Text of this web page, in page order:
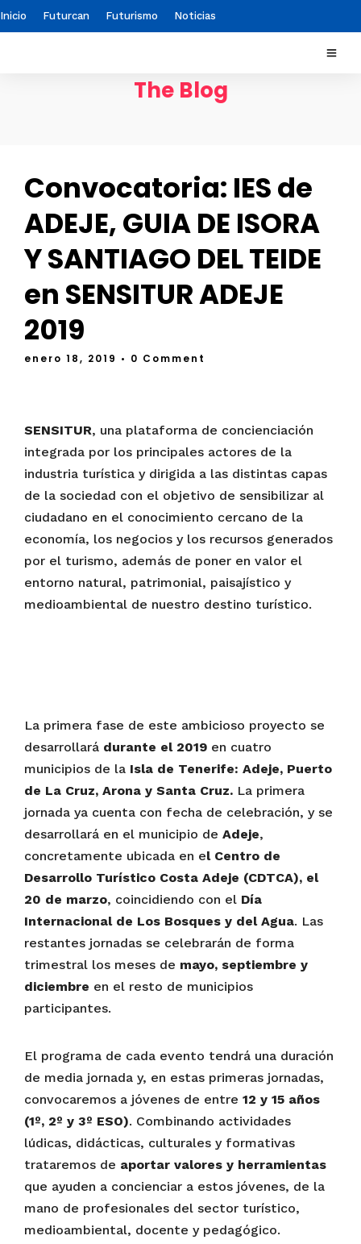
Inicio Futurcan Futurismo Noticias
The Blog
Convocatoria: IES de
ADEJE, GUIA DE ISORA
Y SANTIAGO DEL TEIDE
en SENSITUR ADEJE
2019
enero 18, 2019 • 0 Comment
SENSITUR, una plataforma de concienciación
integrada por los principales actores de la
industria turística y dirigida a las distintas capas
de la sociedad con el objetivo de sensibilizar al
ciudadano en el conocimiento cercano de la
economía, los negocios y los recursos generados
por el turismo, además de poner en valor el
entorno natural, patrimonial, paisajístico y
medioambiental de nuestro destino turístico.
La primera fase de este ambicioso proyecto se
desarrollará durante el 2019 en cuatro
municipios de la Isla de Tenerife: Adeje, Puerto
de La Cruz, Arona y Santa Cruz. La primera
jornada ya cuenta con fecha de celebración, y se
desarrollará en el municipio de Adeje,
concretamente ubicada en el Centro de
Desarrollo Turístico Costa Adeje (CDTCA), el
20 de marzo, coincidiendo con el Día
Internacional de Los Bosques y del Agua. Las
restantes jornadas se celebrarán de forma
trimestral los meses de mayo, septiembre y
diciembre en el resto de municipios
participantes.
El programa de cada evento tendrá una duración
de media jornada y, en estas primeras jornadas,
convocaremos a jóvenes de entre 12 y 15 años
(1º, 2º y 3º ESO). Combinando actividades
lúdicas, didácticas, culturales y formativas
trataremos de aportar valores y herramientas
que ayuden a concienciar a estos jóvenes, de la
mano de profesionales del sector turístico,
medioambiental, docente y pedagógico.